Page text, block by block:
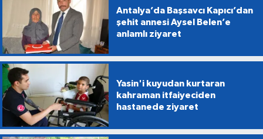
Antalya’da Başsavcı Kapıcı’dan
şehit annesi Aysel Belen’e
anlamlı ziyaret
Yasin'i kuyudan kurtaran
kahraman itfaiyeciden
hastanede ziyaret